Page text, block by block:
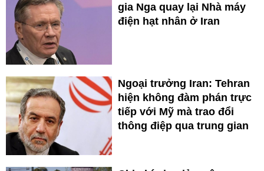
gia Nga quay lại Nhà máy
điện hạt nhân ở Iran
Ngoại trưởng Iran: Tehran
hiện không đàm phán trực
tiếp với Mỹ mà trao đổi
thông điệp qua trung gian